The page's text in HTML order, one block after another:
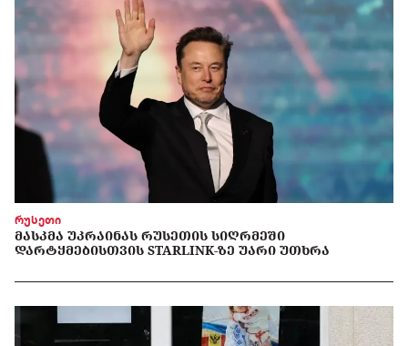
რუსეთი
ᲛᲐᲡᲙᲛᲐ ᲣᲙᲠᲐᲘᲜᲐᲡ ᲠᲣᲡᲔᲗᲘᲡ ᲡᲘᲦᲠᲛᲔᲨᲘ
ᲓᲐᲠᲢᲧᲛᲔᲑᲘᲡᲗᲕᲘᲡ STARLINK-ᲖᲔ ᲣᲐᲠᲘ ᲣᲗᲮᲠᲐ